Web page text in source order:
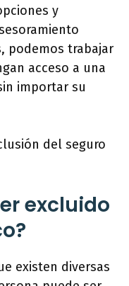
y
podemos trabajar
acceso a una
importar su
del seguro
excluido
existen diversas